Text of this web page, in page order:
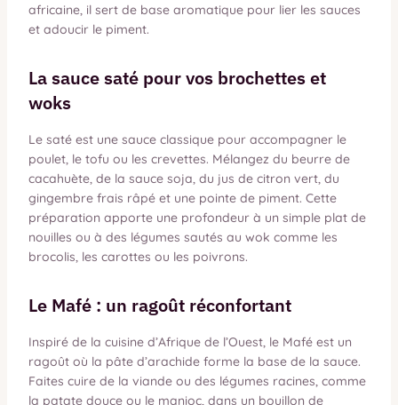
africaine, il sert de base aromatique pour lier les sauces
et adoucir le piment.
La sauce saté pour vos brochettes et
woks
Le saté est une sauce classique pour accompagner le
poulet, le tofu ou les crevettes. Mélangez du beurre de
cacahuète, de la sauce soja, du jus de citron vert, du
gingembre frais râpé et une pointe de piment. Cette
préparation apporte une profondeur à un simple plat de
nouilles ou à des légumes sautés au wok comme les
brocolis, les carottes ou les poivrons.
Le Mafé : un ragoût réconfortant
Inspiré de la cuisine d’Afrique de l’Ouest, le Mafé est un
ragoût où la pâte d’arachide forme la base de la sauce.
Faites cuire de la viande ou des légumes racines, comme
la patate douce ou le manioc, dans un bouillon de